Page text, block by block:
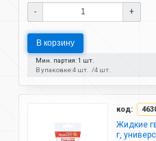
- +
В корзину
Мин. партия: 1 шт.
В упаковке:4 шт. 4 шт.
код:
Жидкие
г,